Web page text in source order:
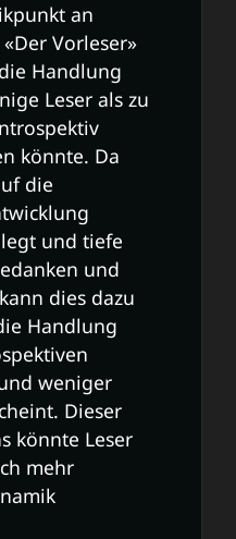
an
Vorleser»
Handlung
Leser als zu
könnte. Da
die
und tiefe
und
dies dazu
Handlung
weniger
Dieser
könnte Leser
mehr